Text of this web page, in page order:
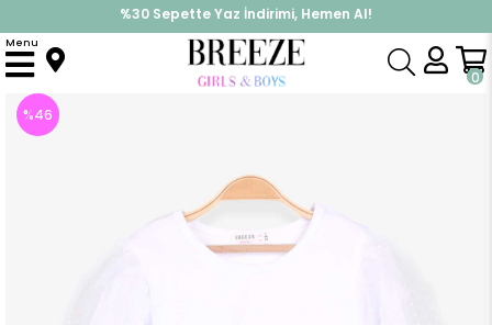
%30 Sepette Yaz İndirimi, Hemen Al!
İndirimlere ek %10 İndirimi Kap, Hemen Üye Ol!
0
Menu
Anasayfa Üst Giyim Uzun Kollu Tişört Kız Çocuk Bluz Kolları Tül Detaylı Beyaz (12 Yaş)
%46